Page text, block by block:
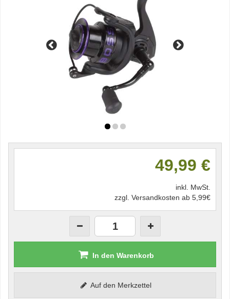
49,99 €
inkl. MwSt.
zzgl. Versandkosten ab 5,99€
In den Warenkorb
Auf den Merkzettel